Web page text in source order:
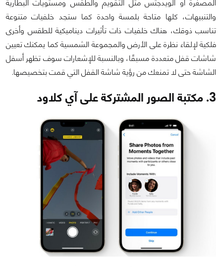
المصغرة أو الويدجتس مثل التقويم والطقس ومستويات البطارية
والتنبيهات، كلها متاحة بلمسة واحدة كما ستجد خلفيات متنوعة
تناسب ذوقك، هناك خلفيات ذات تأثيرات ديناميكية للطقس وأخرى
فلكية لإلقاء نظرة على الأرض والمجموعة الشمسية كما يمكنك تعيين
شاشات قفل متعددة مسبقًا، وبالنسبة للإشعارات سوف تظهر أسفل
الشاشة حتى لا تمنعك من رؤية شاشة القفل التي قمت بتخصيصها.
3. مكتبة الصور المشتركة على آي كلاود